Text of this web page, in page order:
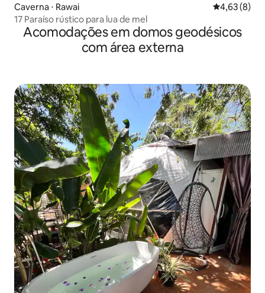
Caverna ⋅ Rawai 4,63 de uma
4,63 (8)
17 Paraíso rústico para lua de mel
Acomodações em domos geodésicos
com área externa